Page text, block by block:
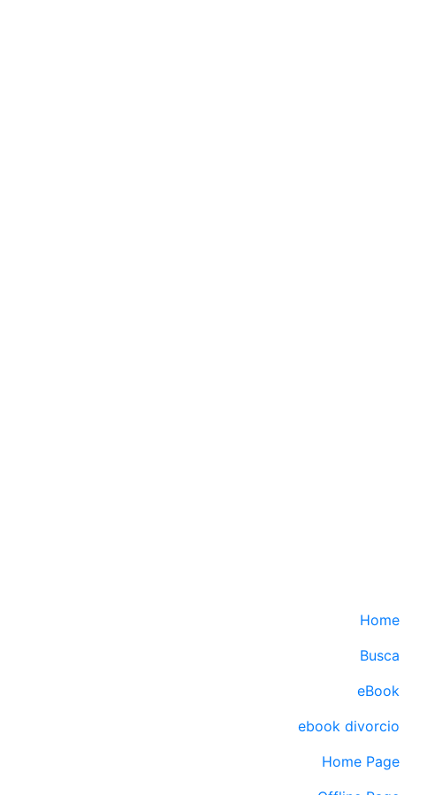
Home
Busca
eBook
ebook divorcio
Home Page